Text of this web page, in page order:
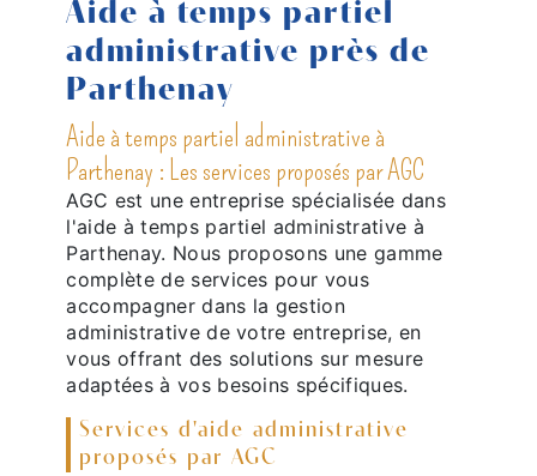
Aide à temps partiel
administrative près de
Parthenay
Aide à temps partiel administrative à
Parthenay : Les services proposés par AGC
AGC est une entreprise spécialisée dans
l'aide à temps partiel administrative à
Parthenay. Nous proposons une gamme
complète de services pour vous
accompagner dans la gestion
administrative de votre entreprise, en
vous offrant des solutions sur mesure
adaptées à vos besoins spécifiques.
Services d'aide administrative
proposés par AGC